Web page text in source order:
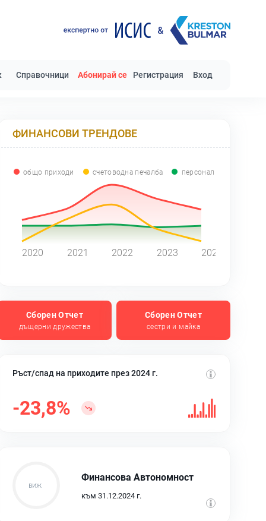
Справочници Абонирай се Регистрация Вход
ФИНАНСОВИ ТРЕНДОВЕ
общо приходи счетоводна печалба персонал
2020 2021 2022 2023 2024
Сборен Отчет
дъщерни дружества
Сборен Отчет
сестри и майка
Ръст/спад на приходите през 2024 г.
-23,8%
Финансова Автономност
към 31.12.2024 г.